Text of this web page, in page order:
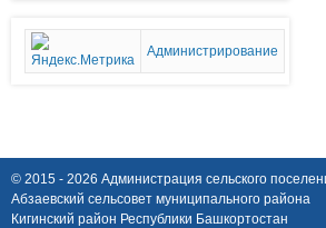
Администрирование
© 2015 - 2026 Администрация сельского
Абзаевский сельсовет муниципального района
Кигинский район Республики Башкортостан